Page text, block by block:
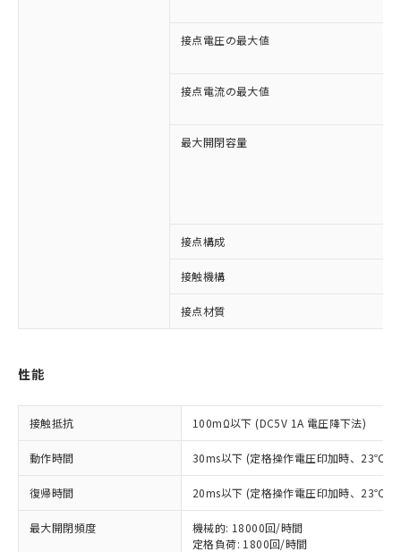
接点電圧の最大値
接点電流の最大値
最大開閉容量
接点構成
接触機構
接点材質
性能
接触抵抗 100mΩ以下 (DC5V 1A 電圧降下法)
動作時間 30ms以下 (定格操作電圧印加時、23℃、
復帰時間 20ms以下 (定格操作電圧印加時、23℃、
最大開閉頻度
機械的: 18000回/時間
定格負荷: 1800回/時間
以下の条件をお読みいただき、同意のうえ
本サービスは、当社制御機器事業取扱
商品の当社在庫状況および標準価格
(税抜)を提供させていただくもので
非含有に対応した製品が提供可能な商品で
対応予定なし：EU RoHS指令（10物質）の
非含有に非対応の商品で、対応品を出す予
定はありません。
調査・確認中：EU RoHS指令（10物質）の
非含有の対応状況を調査中または確認中の
非該当品：ライセンス料など無形物で、有
害物質有無と関係のない商品です。
※1 中国RoHS○×表
「○」：最大均質材料含有率が中国RoHSの
基準値以下であることを示します。